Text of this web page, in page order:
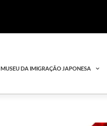
MUSEU DA IMIGRAÇÃO JAPONESA